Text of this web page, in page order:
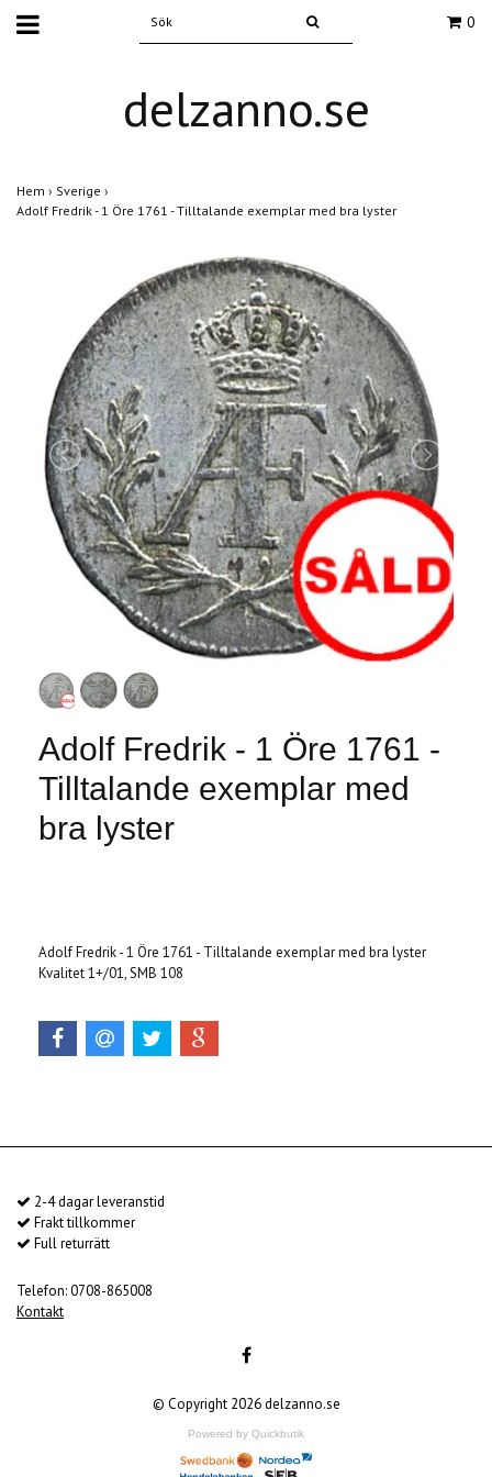
0
delzanno.se
Hem › Sverige ›
Adolf Fredrik - 1 Öre 1761 - Tilltalande exemplar med bra lyster
Adolf Fredrik - 1 Öre 1761 -
Tilltalande exemplar med
bra lyster
Adolf Fredrik - 1 Öre 1761 - Tilltalande exemplar med bra lyster
Kvalitet 1+/01, SMB 108
2-4 dagar leveranstid
Frakt tillkommer
Full returrätt
Telefon: 0708-865008
Kontakt
© Copyright 2026 delzanno.se
Powered by Quickbutik